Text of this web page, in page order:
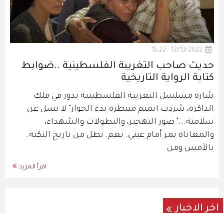
12/13/2022 - 15:22
حديث صاحب التغريبة الفلسطينية ..ضوابط
كتابة الرواية التاريخية
شارة مسلسل التغريبة الفلسطينية تدور في فلك
الذاكرة، شردت اتمتم منتظرة بدء الحوار" لا تسل عن
سلامته..." صور التهجير، والبطولات والشهداء،
والمعاناة تمر أمام عيني. نعم. تطل من تاريخ النكبة.
بالأمس ومن
اقرأ المزيد
اخر الاخبار